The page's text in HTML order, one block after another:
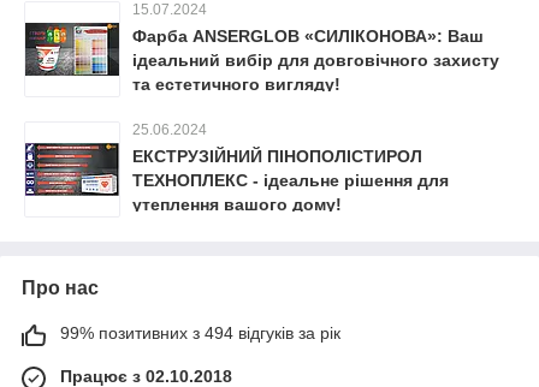
15.07.2024
Фарба ANSERGLOB «СИЛІКОНОВА»: Ваш
ідеальний вибір для довговічного захисту
та естетичного вигляду!
25.06.2024
ЕКСТРУЗІЙНИЙ ПІНОПОЛІСТИРОЛ
ТЕХНОПЛЕКС - ідеальне рішення для
утеплення вашого дому!
Про нас
99% позитивних з 494 відгуків за рік
Працює з 02.10.2018